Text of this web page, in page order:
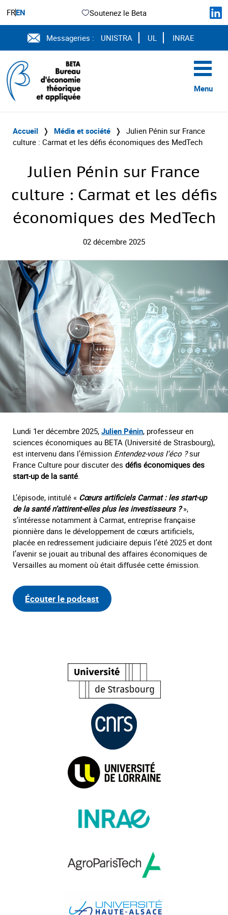
FREN Soutenez le Beta
Messageries : UNISTRA UL INRAE
Menu
Accueil ❭ Média et société ❭ Julien Pénin sur France
culture : Carmat et les défis économiques des MedTech
Julien Pénin sur France
culture : Carmat et les défis
économiques des MedTech
02 décembre 2025
Lundi 1er décembre 2025, Julien Pénin, professeur en
sciences économiques au BETA (Université de Strasbourg),
est intervenu dans l’émission Entendez-vous l’éco ?sur
France Culture pour discuter des défis économiques des
start-up de la santé
L’épisode, intitulé « Cœurs artificiels Carmat : les start-up
de la santé n’attirent-elles plus les investisseurs ?»,
s’intéresse notamment à Carmat, entreprise française
pionnière dans le développement de cœurs artificiels,
placée en redressement judiciaire depuis l’été 2025 et dont
l’avenir se jouait au tribunal des affaires économiques de
Versailles au moment où était diffusée cette émission.
Écouter le podcast